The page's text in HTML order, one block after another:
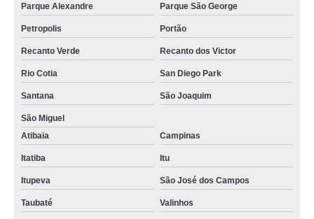
Parque Alexandre Parque São George
Petropolis Portão
Recanto Verde Recanto dos Victor
Rio Cotia San Diego Park
Santana São Joaquim
São Miguel
Atibaia
Campinas
Itatiba Itu
Itupeva São José dos Campos
Taubaté Valinhos